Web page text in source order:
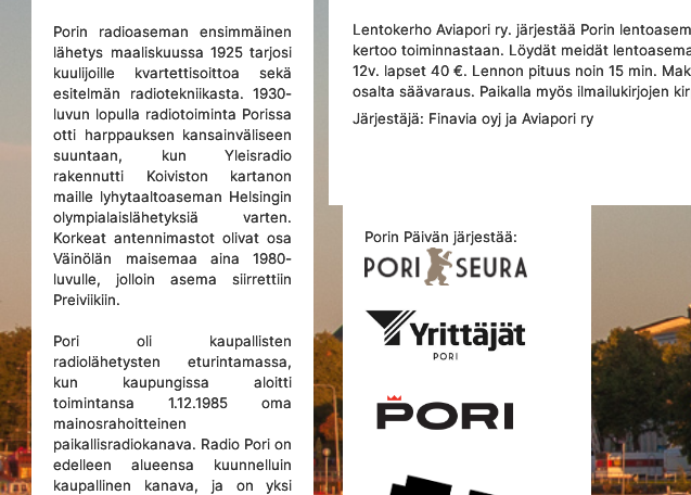
Porin radioaseman ensimmäinen
lähetys maaliskuussa 1925 tarjosi
kuulijoille kvartettisoittoa sekä
esitelmän radiotekniikasta. 1930-
luvun lopulla radiotoiminta Porissa
otti harppauksen kansainväliseen
suuntaan, kun Yleisradio
rakennutti Koiviston kartanon
maille lyhytaaltoaseman Helsingin
olympialaislähetyksiä varten.
Korkeat antennimastot olivat osa
Väinölän maisemaa aina 1980-
luvulle, jolloin asema siirrettiin
Preiviikiin.
Pori oli kaupallisten
radiolähetysten eturintamassa,
kun kaupungissa aloitti
toimintansa 1.12.1985 oma
mainosrahoitteinen
paikallisradiokanava. Radio Pori on
edelleen alueensa kuunnelluin
kaupallinen kanava, ja on yksi
Lentokerho Aviapori ry. järjestää Porin
kertoo toiminnastaan. Löydät meidät
12v. lapset 40 €. Lennon pituus noin 15 min.
osalta säävaraus. Paikalla myös ilmailukirjojen
Järjestäjä: Finavia oyj ja Aviapori ry
Porin Päivän järjestää: